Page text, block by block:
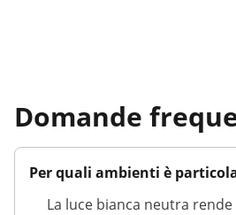
Domande
Per quali ambienti è
La luce bianca neutra